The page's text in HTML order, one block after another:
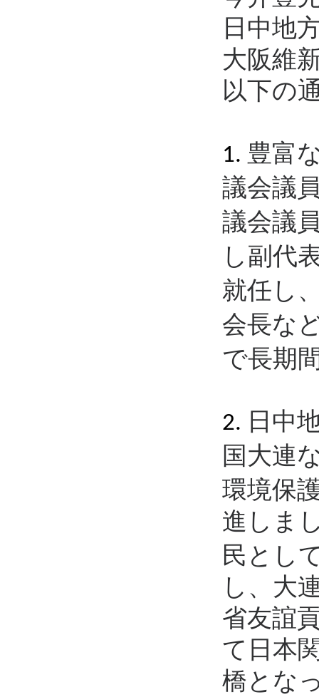
日中地
大阪維
以下の
1. 豊富
議会議
議会議
し副代
就任し
会長な
で長期
2. 日中
国大連
環境保
進しま
民とし
し、大
省友誼
て日本
橋とな